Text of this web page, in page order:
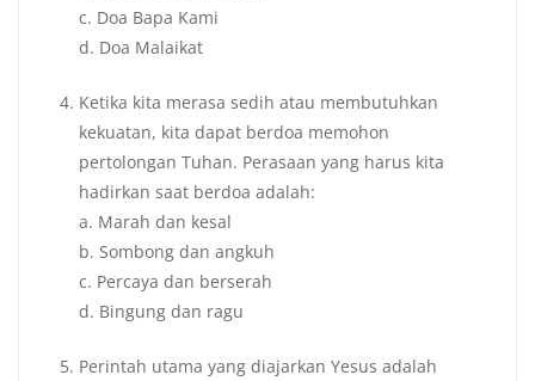
c. Doa Bapa Kami
d. Doa Malaikat
Ketika kita merasa sedih atau membutuhkan
kekuatan, kita dapat berdoa memohon
pertolongan Tuhan. Perasaan yang harus kita
hadirkan saat berdoa adalah:
a. Marah dan kesal
b. Sombong dan angkuh
c. Percaya dan berserah
d. Bingung dan ragu
Perintah utama yang diajarkan Yesus adalah